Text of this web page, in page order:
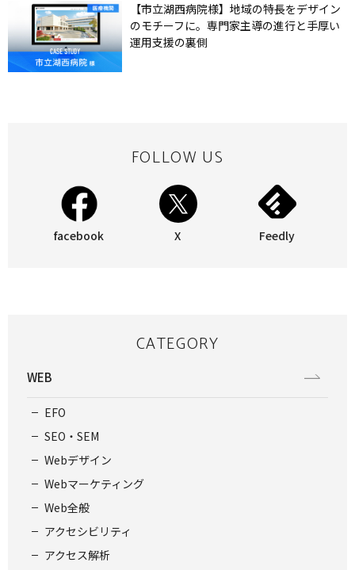
【市立湖西病院様】地域の特長をデザイン
のモチーフに。専門家主導の進行と手厚い
運用支援の裏側
FOLLOW US
facebook X Feedly
CATEGORY
WEB
EFO
SEO・SEM
Webデザイン
Webマーケティング
Web全般
アクセシビリティ
アクセス解析